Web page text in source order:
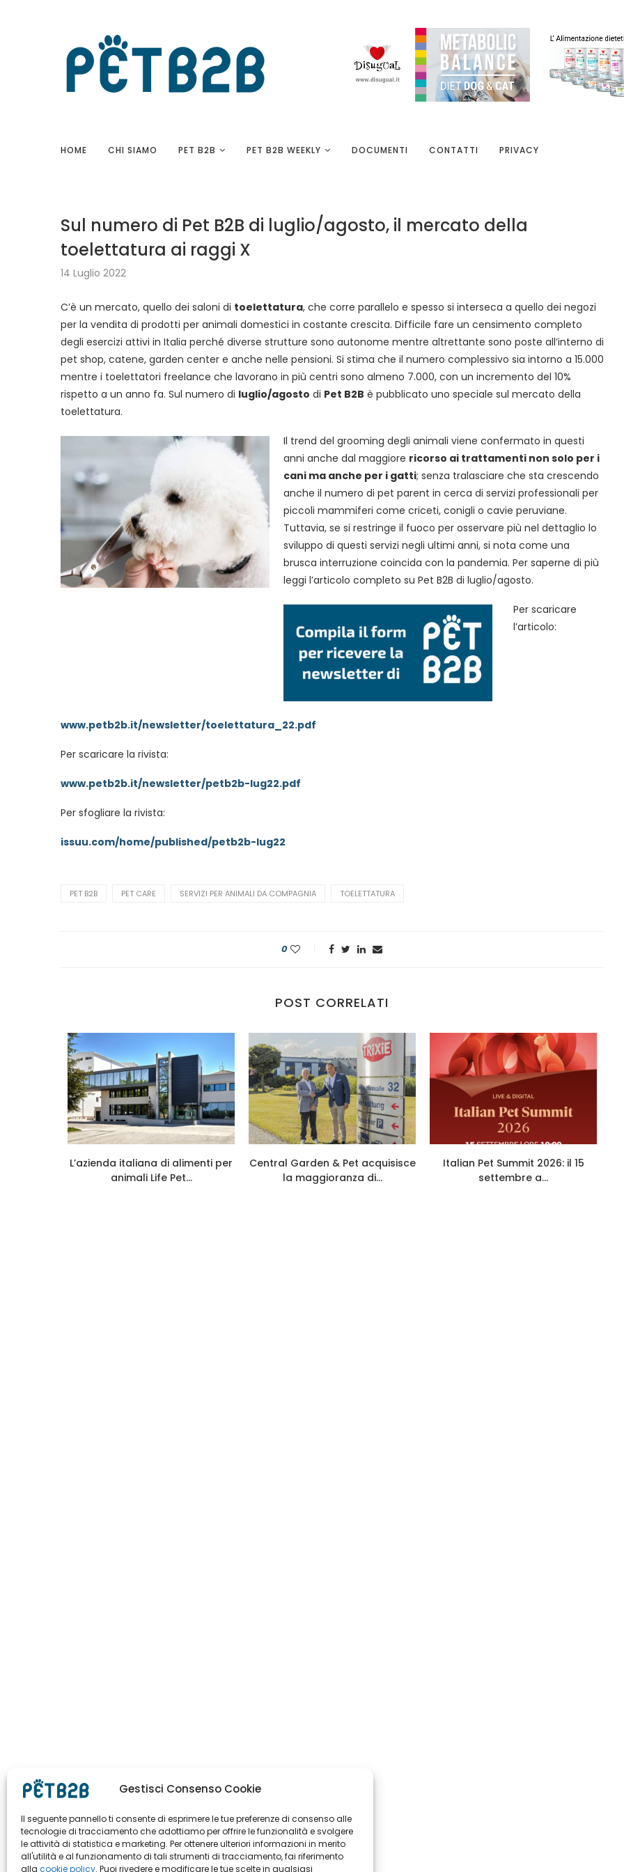
Gestisci Consenso Cookie
Il seguente pannello ti consente di esprimere le tue preferenze di consenso alle
tecnologie di tracciamento che adottiamo per offrire le funzionalità e svolgere
le attività di statistica e marketing. Per ottenere ulteriori informazioni in merito
all'utilità e al funzionamento di tali strumenti di tracciamento, fai riferimento
alla cookie policy. Puoi rivedere e modificare le tue scelte in qualsiasi
HOME CHI SIAMO PET B2B PET B2B WEEKLY DOCUMENTI CONTATTI PRIVACY
Sul numero di Pet B2B di luglio/agosto, il mercato della
toelettatura ai raggi X
14 Luglio 2022
C’è un mercato, quello dei saloni di toelettatura, che corre parallelo e spesso si interseca a quello dei negozi
per la vendita di prodotti per animali domestici in costante crescita. Difficile fare un censimento completo
degli esercizi attivi in Italia perché diverse strutture sono autonome mentre altrettante sono poste all’interno di
pet shop, catene, garden center e anche nelle pensioni. Si stima che il numero complessivo sia intorno a 15.000
mentre i toelettatori freelance che lavorano in più centri sono almeno 7.000, con un incremento del 10%
rispetto a un anno fa. Sul numero di luglio/agosto di Pet B2B è pubblicato uno speciale sul mercato della
toelettatura.
Il trend del grooming degli animali viene confermato in questi
anni anche dal maggiore ricorso ai trattamenti non solo per i
cani ma anche per i gatti; senza tralasciare che sta crescendo
anche il numero di pet parent in cerca di servizi professionali per
piccoli mammiferi come criceti, conigli o cavie peruviane.
Tuttavia, se si restringe il fuoco per osservare più nel dettaglio lo
sviluppo di questi servizi negli ultimi anni, si nota come una
brusca interruzione coincida con la pandemia. Per saperne di più
leggi l’articolo completo su Pet B2B di luglio/agosto.
Per scaricare
l’articolo:
www.petb2b.it/newsletter/toelettatura_22.pdf
Per scaricare la rivista:
www.petb2b.it/newsletter/petb2b-lug22.pdf
Per sfogliare la rivista:
issuu.com/home/published/petb2b-lug22
PET B2B PET CARE SERVIZI PER ANIMALI DA COMPAGNIA TOELETTATURA
0
POST CORRELATI
L’azienda italiana di alimenti per
animali Life Pet...
Central Garden & Pet acquisisce
la maggioranza di...
Italian Pet Summit 2026: il 15
settembre a...